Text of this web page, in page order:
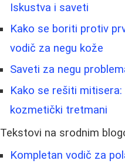
Iskustva i saveti
Kako se boriti protiv
vodič za negu kože
Saveti za negu
Kako se rešiti
kozmetički tretmani
Tekstovi na srodnim
Kompletan vodič za